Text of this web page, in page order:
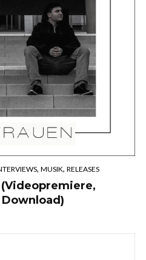
, MUSIK, RELEASES
(Videopremiere,